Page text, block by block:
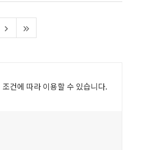
조건에 따라 이용할 수 있습니다.